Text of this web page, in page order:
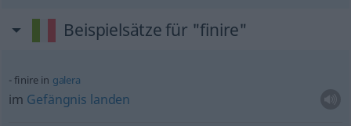
Beispielsätze für "finire"
finire in galera
im Gefängnis landen